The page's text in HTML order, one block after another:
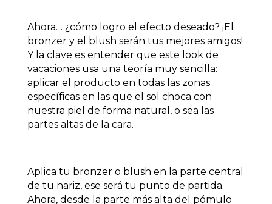
Ahora… ¿cómo logro el efecto deseado? ¡El
bronzer y el blush serán tus mejores amigos!
Y la clave es entender que este look de
vacaciones usa una teoría muy sencilla:
aplicar el producto en todas las zonas
específicas en las que el sol choca con
nuestra piel de forma natural, o sea las
partes altas de la cara.
Aplica tu bronzer o blush en la parte central
de tu nariz, ese será tu punto de partida.
Ahora, desde la parte más alta del pómulo